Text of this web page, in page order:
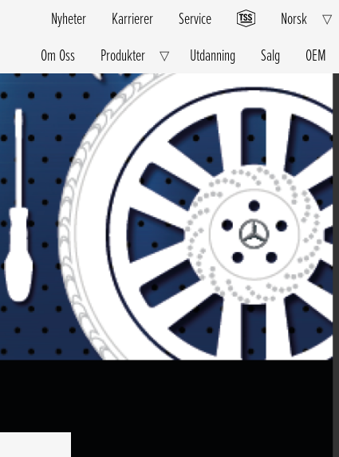
Om Oss Produkter ▽Expand
Menu
Utdanning Salg OEM
Nyheter Karrierer Service Norsk ▽